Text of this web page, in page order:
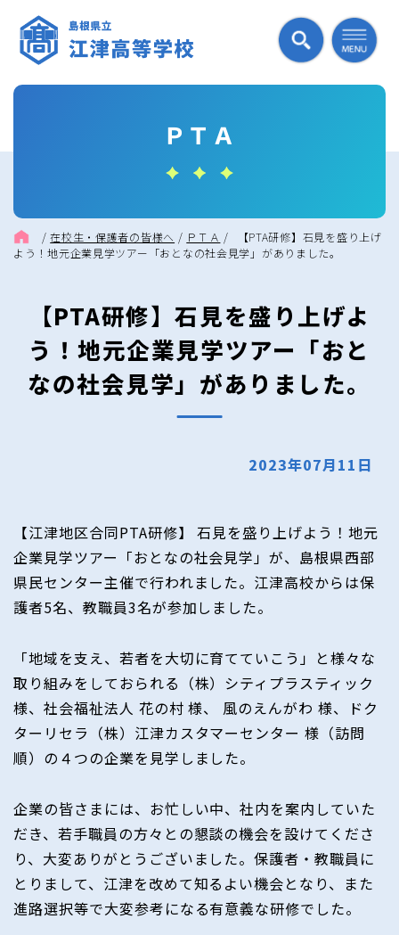
ＰＴＡ
/在校生・保護者の皆様へ / ＰＴＡ /
【PTA研修】石見を盛り上げ
よう！地元企業見学ツアー「おとなの社会見学」がありました。
【PTA研修】石見を盛り上げよ
う！地元企業見学ツアー「おと
なの社会見学」がありました。
2023年07月11日
【江津地区合同PTA研修】 石見を盛り上げよう！地元
企業見学ツアー「おとなの社会見学」が、島根県西部
県民センター主催で行われました。江津高校からは保
護者5名、教職員3名が参加しました。
「地域を支え、若者を大切に育てていこう」と様々な
取り組みをしておられる（株）シティプラスティック
様、社会福祉法人 花の村 様、 風のえんがわ 様、ドク
ターリセラ（株）江津カスタマーセンター 様（訪問
順）の４つの企業を見学しました。
企業の皆さまには、お忙しい中、社内を案内していた
だき、若手職員の方々との懇談の機会を設けてくださ
り、大変ありがとうございました。保護者・教職員に
とりまして、江津を改めて知るよい機会となり、また
進路選択等で大変参考になる有意義な研修でした。